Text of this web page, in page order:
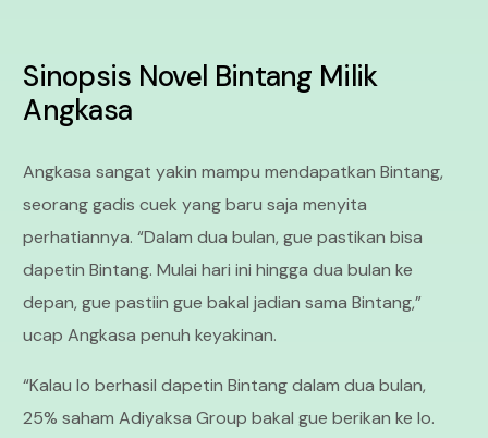
Sinopsis Novel Bintang Milik
Angkasa
Angkasa sangat yakin mampu mendapatkan Bintang,
seorang gadis cuek yang baru saja menyita
perhatiannya. “Dalam dua bulan, gue pastikan bisa
dapetin Bintang. Mulai hari ini hingga dua bulan ke
depan, gue pastiin gue bakal jadian sama Bintang,”
ucap Angkasa penuh keyakinan.
“Kalau lo berhasil dapetin Bintang dalam dua bulan,
25% saham Adiyaksa Group bakal gue berikan ke lo.